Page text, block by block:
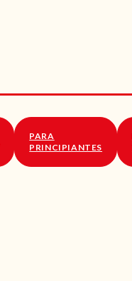
PARA
PRINCIPIANTES